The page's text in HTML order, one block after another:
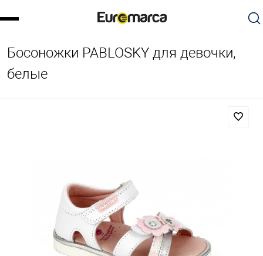
Босоножки PABLOSKY для девочки,
белые